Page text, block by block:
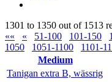
1301 to 1350 out of 1513
««
« 51-100 101-150
1050
1051-1100 1101-
Medium
Tanigan extra B, wässrig